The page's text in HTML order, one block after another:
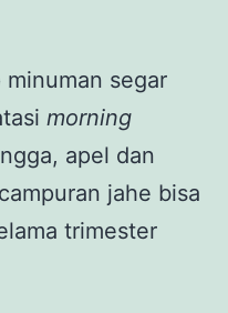
segar
morning
apel dan
jahe bisa
trimester